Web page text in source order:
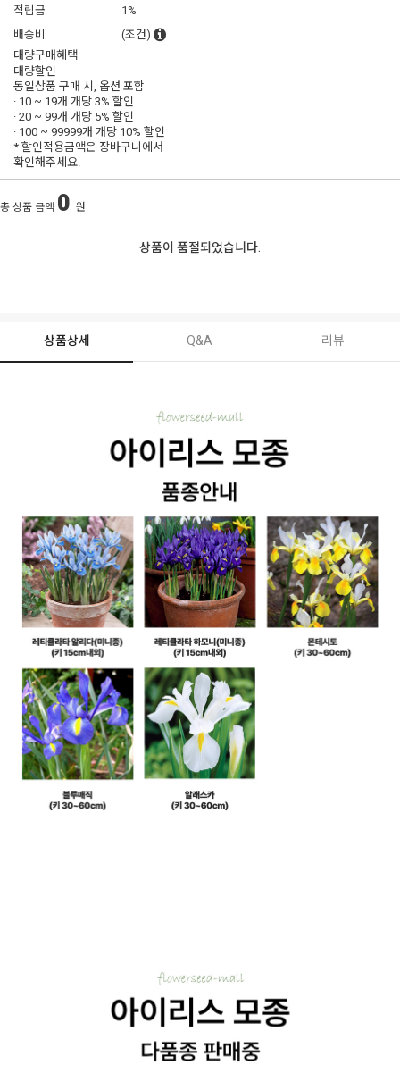
적립금
1%
배송비
(조건)
대량구매혜택
대량할인
동일상품 구매 시, 옵션 포함
· 10 ~ 19개 개당3% 할인
· 20 ~ 99개 개당 5% 할인
· 100 ~ 99999개 개당 10% 할인
* 할인적용금액은 장바구니에서
확인해주세요.
총 상품 금액 0 원
상품이 품절되었습니다.
상품상세 Q&A 리뷰